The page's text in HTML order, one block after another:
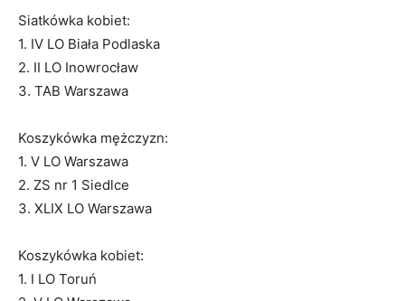
Siatkówka kobiet:
1. IV LO Biała Podlaska
2. II LO Inowrocław
3. TAB Warszawa
Koszykówka mężczyzn:
1. V LO Warszawa
2. ZS nr 1 Siedlce
3. XLIX LO Warszawa
Koszykówka kobiet:
1. I LO Toruń